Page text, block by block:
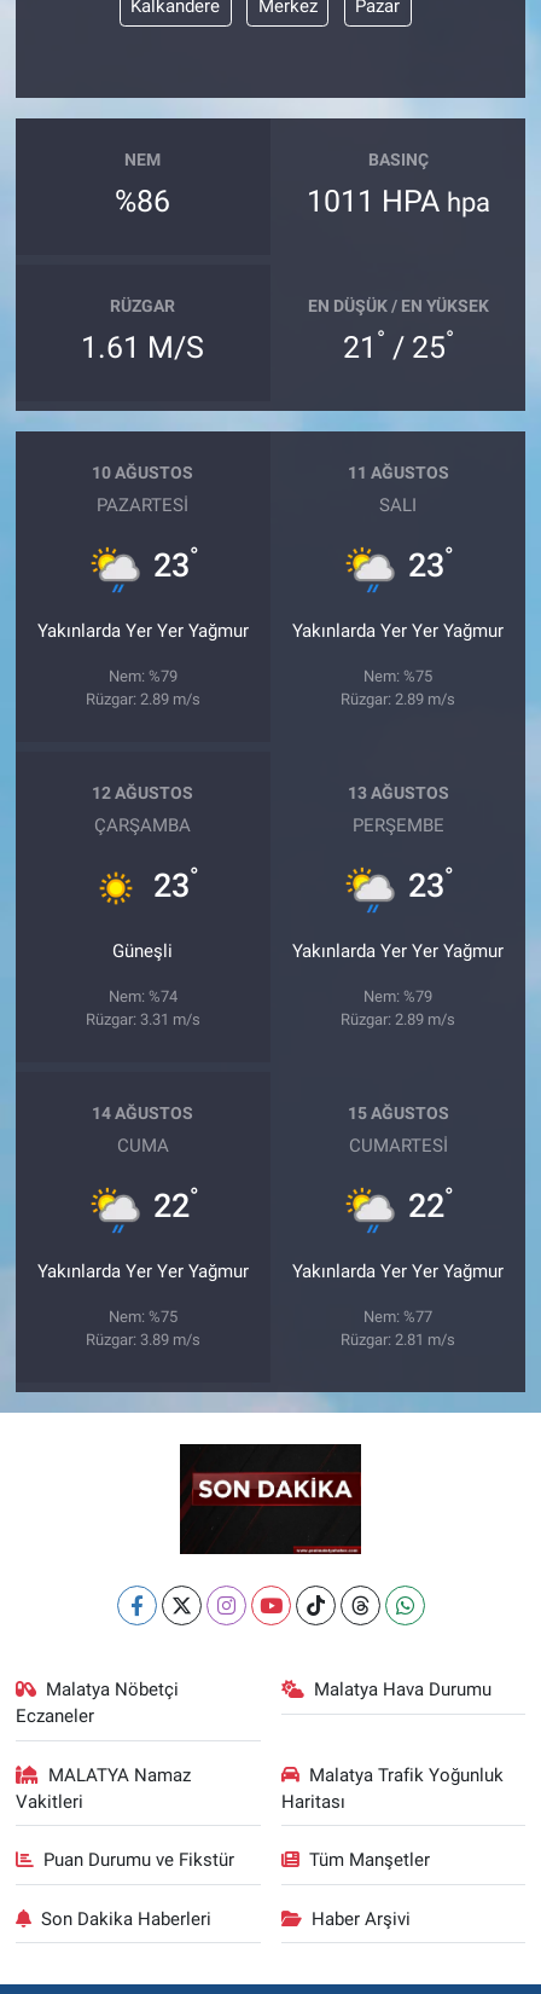
Kalkandere Merkez Pazar
NEM
%86
BASINÇ
1011 HPA hpa
RÜZGAR
1.61 M/S
EN DÜŞÜK / EN YÜKSEK
21 ° / 25°
10 AĞUSTOS
PAZARTESI
23°
Yakınlarda Yer Yer Yağmur
Nem: %79
Rüzgar: 2.89 m/s
11 AĞUSTOS
SALI
23°
Yakınlarda Yer Yer Yağmur
Nem: %75
Rüzgar: 2.89 m/s
12 AĞUSTOS
ÇARŞAMBA
23°
Güneşli
Nem: %74
Rüzgar: 3.31 m/s
13 AĞUSTOS
PERŞEMBE
23°
Yakınlarda Yer Yer Yağmur
Nem: %79
Rüzgar: 2.89 m/s
14 AĞUSTOS
CUMA
22°
Yakınlarda Yer Yer Yağmur
Nem: %75
Rüzgar: 3.89 m/s
15 AĞUSTOS
CUMARTESI
22°
Yakınlarda Yer Yer Yağmur
Nem: %77
Rüzgar: 2.81 m/s
Malatya Nöbetçi
Eczaneler
Malatya Hava Durumu
MALATYA Namaz
Vakitleri
Malatya Trafik Yoğunluk
Haritası
Puan Durumu ve Fikstür Tüm Manşetler
Son Dakika Haberleri Haber Arşivi